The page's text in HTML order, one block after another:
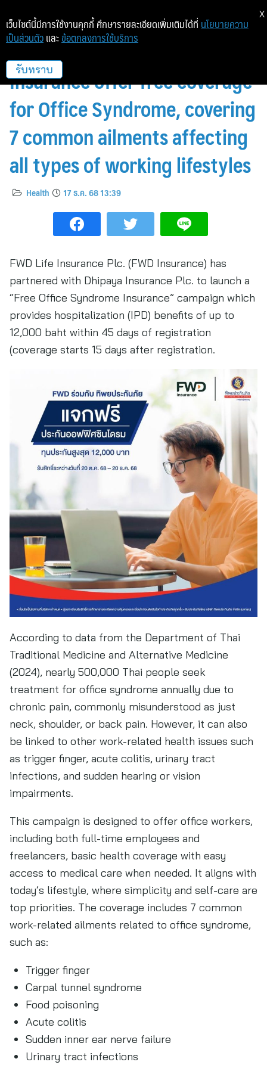
FWD Insurance x Dhipaya
Insurance offer free coverage
for Office Syndrome, covering
7 common ailments affecting
all types of working lifestyles
Health 17 ธ.ค. 68 13:39
FWD Life Insurance Plc. (FWD Insurance) has
partnered with Dhipaya Insurance Plc. to launch a
“Free Office Syndrome Insurance” campaign which
provides hospitalization (IPD) benefits of up to
12,000 baht within 45 days of registration
(coverage starts 15 days after registration.
According to data from the Department of Thai
Traditional Medicine and Alternative Medicine
(2024), nearly 500,000 Thai people seek
treatment for office syndrome annually due to
chronic pain, commonly misunderstood as just
neck, shoulder, or back pain. However, it can also
be linked to other work-related health issues such
as trigger finger, acute colitis, urinary tract
infections, and sudden hearing or vision
impairments.
This campaign is designed to offer office workers,
including both full-time employees and
freelancers, basic health coverage with easy
access to medical care when needed. It aligns with
today’s lifestyle, where simplicity and self-care are
top priorities. The coverage includes 7 common
work-related ailments related to office syndrome,
such as:
Trigger finger
Carpal tunnel syndrome
Food poisoning
Acute colitis
Sudden inner ear nerve failure
Urinary tract infections
เว็บไซต์นี้มีการใช้งานคุกกี้ ศึกษารายละเอียดเพิ่มเติมได้ที่ นโยบายความ
เป็นส่วนตัว และ ข้อตกลงการใช้บริการ
รับทราบ
X